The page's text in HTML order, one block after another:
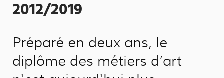
2012/2019
Préparé en deux ans, le
diplôme des métiers d’art